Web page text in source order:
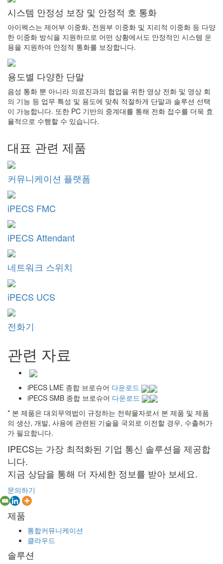
시스템 안정성 보장 및 안정적 호 통화
아이펙스는 제어부 이중화, 전원부 이중화 및 지리적 이중화 등 다양
한 이중화 방식을 지원하므로 어떤 상황에서도 안정적인 시스템 운
용을 지원하여 안정적 통화를 보장합니다.
용도별 다양한 단말
음성 통화 뿐 아니라 의료진과의 협업을 위한 영상 전화 및 영상 회
의 기능 등 업무 특성 및 용도에 맞춰 적절하게 단말과 솔루션 선택
이 가능합니다. 또한 PC 기반의 중계대를 통해 전화 접수를 더욱 효
율적으로 수행할 수 있습니다.
대표 관련 제품
커뮤니케이션 플랫폼
iPECS FMC
iPECS Attendant
네트워크 스위치
iPECS UCS
전화기
관련 자료
iPECS LME 종합 브로슈어 다운로드
iPECS SMB 종합 브로슈어 다운로드
* 본 제품은 대외무역법이 규정하는 전략물자로서 본 제품 및 제품
의 생산, 개발, 사용에 관련된 기술을 국외로 이전할 경우, 수출허가
가 필요합니다.
IPECS는 가장 최적화된 기업 통신 솔루션을 제공합
니다.
지금 상담을 통해 더 자세한 정보를 받아 보세요.
문의하기
제품
통합커뮤니케이션
클라우드
솔루션